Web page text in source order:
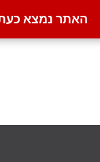
האתר נמצא כעת